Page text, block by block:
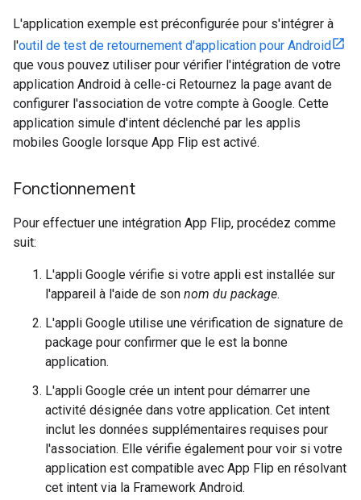
L'application exemple est préconfigurée pour s'intégrer à
l'outil de test de retournement d'application pour Android
que vous pouvez utiliser pour vérifier l'intégration de votre
application Android à celle-ci Retournez la page avant de
configurer l'association de votre compte à Google. Cette
application simule d'intent déclenché par les applis
mobiles Google lorsque App Flip est activé.
Fonctionnement
Pour effectuer une intégration App Flip, procédez comme
suit:
L'appli Google vérifie si votre appli est installée sur
l'appareil à l'aide de son nom du package.
L'appli Google utilise une vérification de signature de
package pour confirmer que le est la bonne
application.
L'appli Google crée un intent pour démarrer une
activité désignée dans votre application. Cet intent
inclut les données supplémentaires requises pour
l'association. Elle vérifie également pour voir si votre
application est compatible avec App Flip en résolvant
cet intent via la Framework Android.